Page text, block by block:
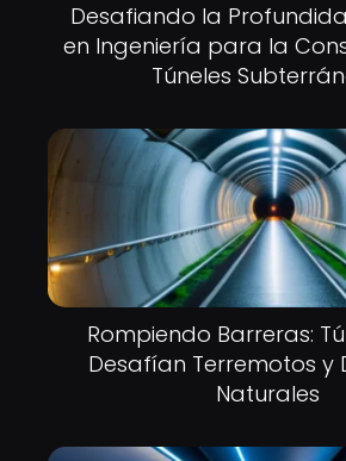
Desafiando la
en Ingeniería para la
Túneles
Rompiendo Barreras:
Desafían Terremotos y
Naturales